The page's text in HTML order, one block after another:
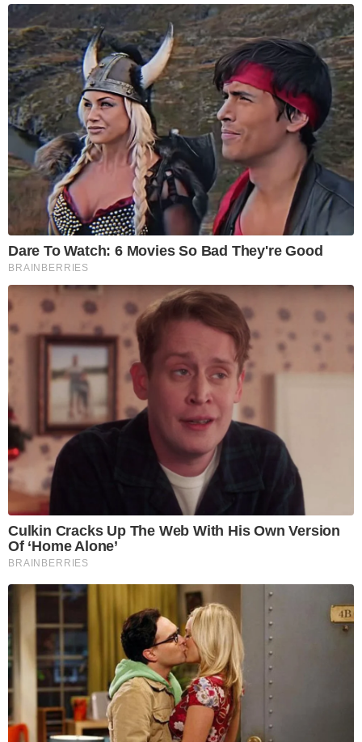
Dare To Watch: 6 Movies So Bad They're Good
BRAINBERRIES
Culkin Cracks Up The Web With His Own Version
Of ‘Home Alone’
BRAINBERRIES